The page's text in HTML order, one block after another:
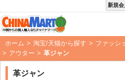
新規
ホーム > 淘宝/天猫から探す > ファッシ
> アウター > 革ジャン
革ジャン